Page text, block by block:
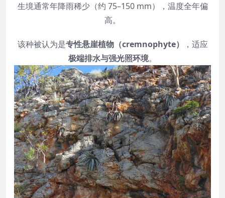
生境通常年降雨稀少（约 75–150 mm），温度全年偏
高。
该种被认为是专性悬崖植物（cremnophyte）
，适应
极端排水与强光照环境。